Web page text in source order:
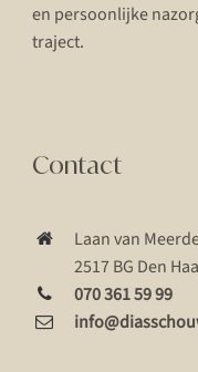
en persoonlijke
traject.
Contact
Laan van
2517 BG Den
070 361 59 99